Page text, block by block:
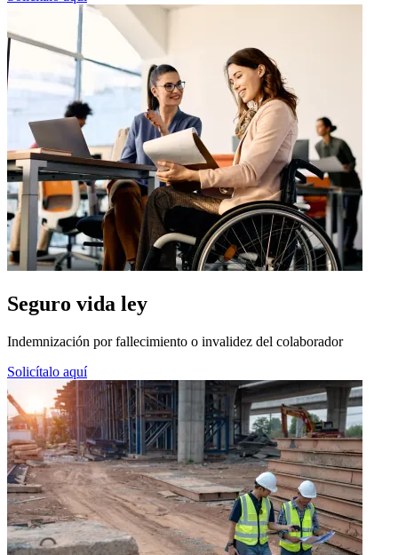
Seguro vida ley
Indemnización por fallecimiento o invalidez del colaborador
Solicítalo aquí